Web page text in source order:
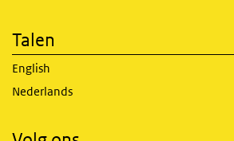
Talen
English
Nederlands